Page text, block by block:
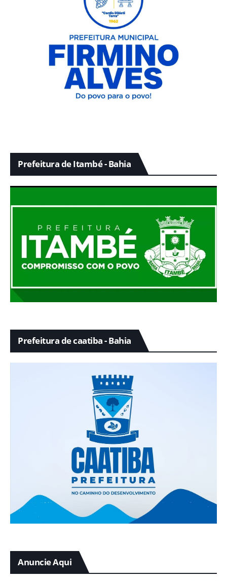
Prefeitura de Itambé - Bahia
Prefeitura de caatiba - Bahia
Anuncie Aqui